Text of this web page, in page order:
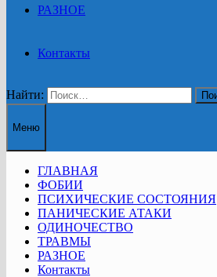
РАЗНОЕ
Контакты
Найти:
Меню
ГЛАВНАЯ
ФОБИИ
ПСИХИЧЕСКИЕ СОСТОЯНИЯ
ПАНИЧЕСКИЕ АТАКИ
ОДИНОЧЕСТВО
ТРАВМЫ
РАЗНОЕ
Контакты